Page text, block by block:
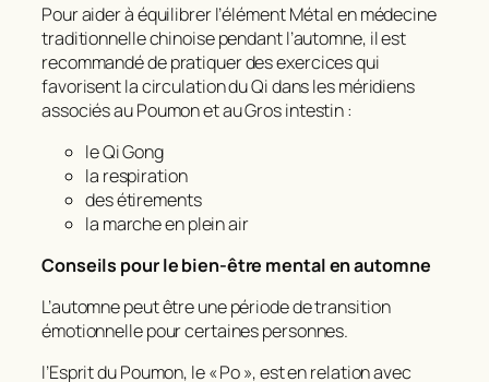
Pour aider à équilibrer l’élément Métal en médecine
traditionnelle chinoise pendant l’automne, il est
recommandé de pratiquer des exercices qui
favorisent la circulation du Qi dans les méridiens
associés au Poumon et au Gros intestin :
le Qi Gong
la respiration
des étirements
la marche en plein air
Conseils pour le bien-être mental en automne
L’automne peut être une période de transition
émotionnelle pour certaines personnes.
l’Esprit du Poumon, le « Po », est en relation avec